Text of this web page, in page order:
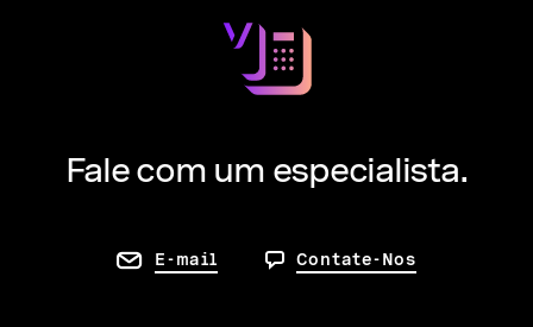
Fale com um especialista.
E-mail Contate-Nos